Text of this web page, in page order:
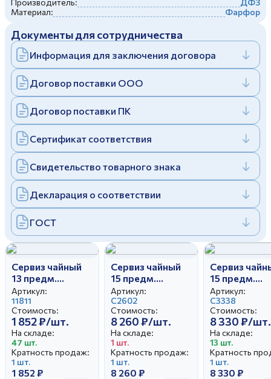
Отправить
Заполняя и отправляя форму, вы соглашаетесь
cполитикой конфиденциальности
Заполняя и отправляя форму, вы соглашаетесь
Дулевский фарфоровый завод ©
Политика конфиденциальности
Производитель:
ДФЗ
Материал:
Фарфор
Документы для сотрудничества
Информация для заключения договора
Договор поставки ООО
Договор поставки ПК
Сертификат соответствия
Свидетельство товарного знака
Декларация о соответствии
ГОСТ
Сервиз чайный
13 предм.
Гранатовый
Мгновения
весны
Артикул:
11811
Стоимость:
1 852 ₽/шт.
На складе:
47 шт.
Кратность продаж:
1 шт.
1 852 ₽
Сервиз чайный
15 предм.
Тюльпан Сакура
Артикул:
С2602
Стоимость:
8 260 ₽/шт.
На складе:
1 шт.
Кратность продаж:
1 шт.
8 260 ₽
Сервиз
15 предм.
Тюльпан
Золотое
кружево
Артикул:
С3338
Стоимость:
8 330 ₽/шт.
На складе:
13 шт.
Кратность
1 шт.
8 330 ₽